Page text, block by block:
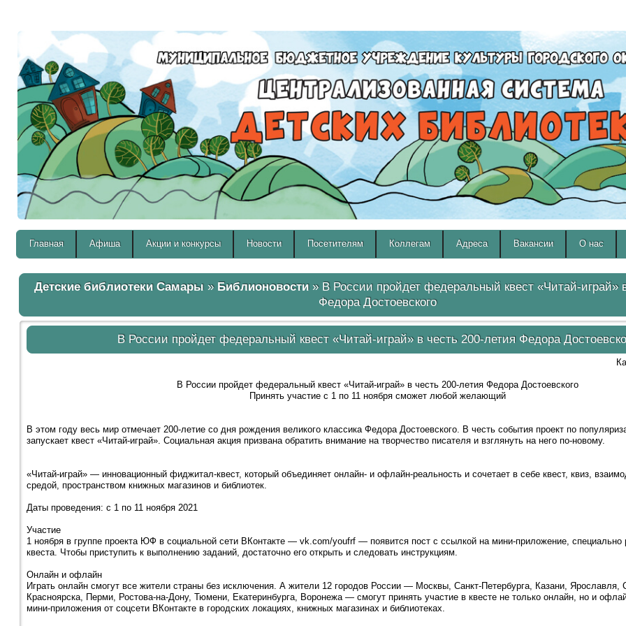
Главная Афиша Акции и конкурсы Новости Посетителям Коллегам Адреса Вакансии О нас
Детские библиотеки Самары » Библионовости» В России пройдет федеральный квест «Читай-играй»
Федора Достоевского
В России пройдет федеральный квест «Читай-играй» в честь 200-летия Федора
В России пройдет федеральный квест «Читай-играй» в честь 200-летия Федора Достоевского
Принять участие с 1 по 11 ноября сможет любой желающий
В этом году весь мир отмечает 200-летие со дня рождения великого классика Федора Достоевского. В честь события проект по
запускает квест «Читай-играй». Социальная акция призвана обратить внимание на творчество писателя и взглянуть на него по-новому.
«Читай-играй» — инновационный фиджитал-квест, который объединяет онлайн- и офлайн-реальность и сочетает в себе квест, квиз,
средой, пространством книжных магазинов и библиотек.
Даты проведения: с 1 по 11 ноября 2021
Участие
1 ноября в группе проекта ЮФ в социальной сети ВКонтакте — vk.com/youfrf — появится пост с ссылкой на мини-приложение, специально
квеста. Чтобы приступить к выполнению заданий, достаточно его открыть и следовать инструкциям.
Онлайн и офлайн
Играть онлайн смогут все жители страны без исключения. А жители 12 городов России — Москвы, Санкт-Петербурга, Казани, Ярославля,
Красноярска, Перми, Ростова-на-Дону, Тюмени, Екатеринбурга, Воронежа — смогут принять участие в квесте не только онлайн, но и
мини-приложения от соцсети ВКонтакте в городских локациях, книжных магазинах и библиотеках.